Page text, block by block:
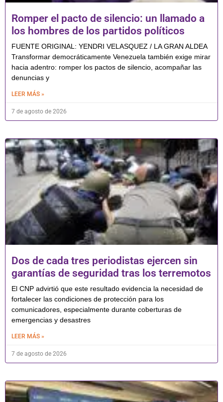
Romper el pacto de silencio: un llamado a
los hombres de los partidos políticos
FUENTE ORIGINAL: YENDRI VELASQUEZ / LA GRAN ALDEA
Transformar democráticamente Venezuela también exige mirar
hacia adentro: romper los pactos de silencio, acompañar las
denuncias y
LEER MÁS »
7 de agosto de 2026
Dos de cada tres periodistas ejercen sin
garantías de seguridad tras los terremotos
El CNP advirtió que este resultado evidencia la necesidad de
fortalecer las condiciones de protección para los
comunicadores, especialmente durante coberturas de
emergencias y desastres
LEER MÁS »
7 de agosto de 2026